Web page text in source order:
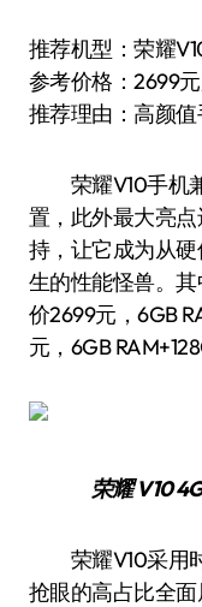
推荐机型：荣耀
参考价格：2699
推荐理由：高颜
荣耀V10手机兼
置，此外最大亮
持，让它成为从
生的性能怪兽。其
价2699元，6GB
元，6GB
荣耀 V10
荣耀V10采用时下流行的18:9全面屏设计，除了
抢眼的高占比全